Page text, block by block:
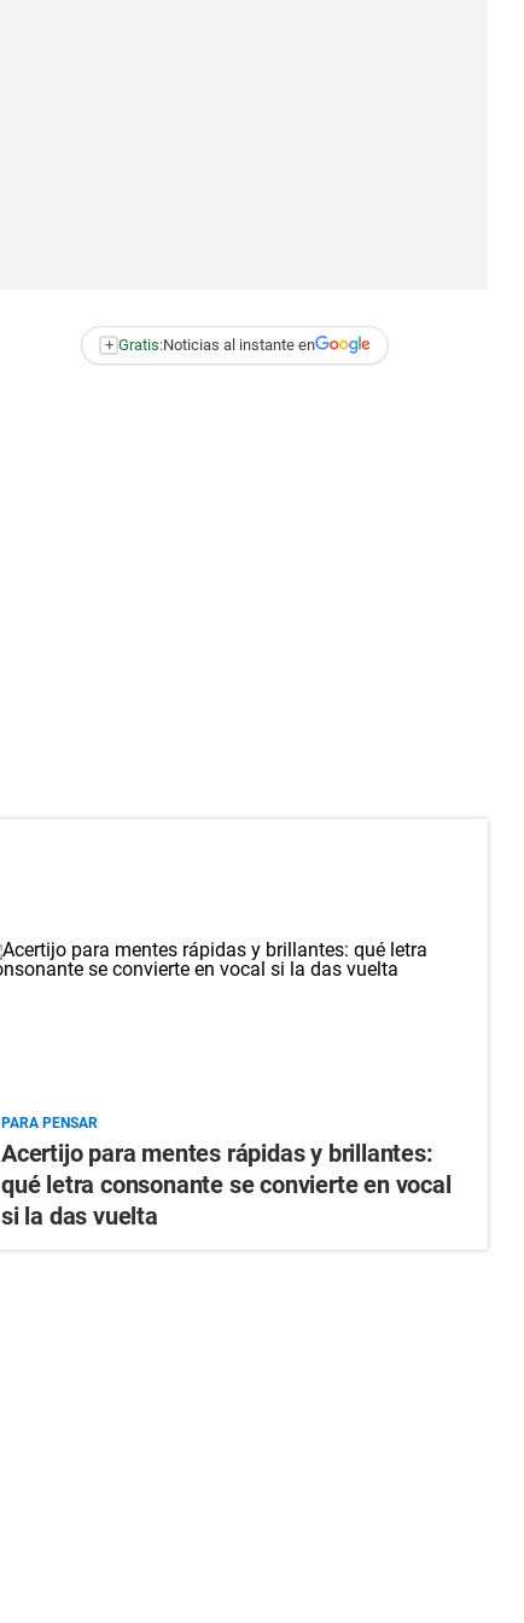
+ Gratis:Noticias al instante en
PARA PENSAR
Acertijo para mentes rápidas y brillantes:
qué letra consonante se convierte en vocal
si la das vuelta